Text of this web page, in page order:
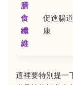
膳
食
纖
維
促進腸
康
這裡要特別提一